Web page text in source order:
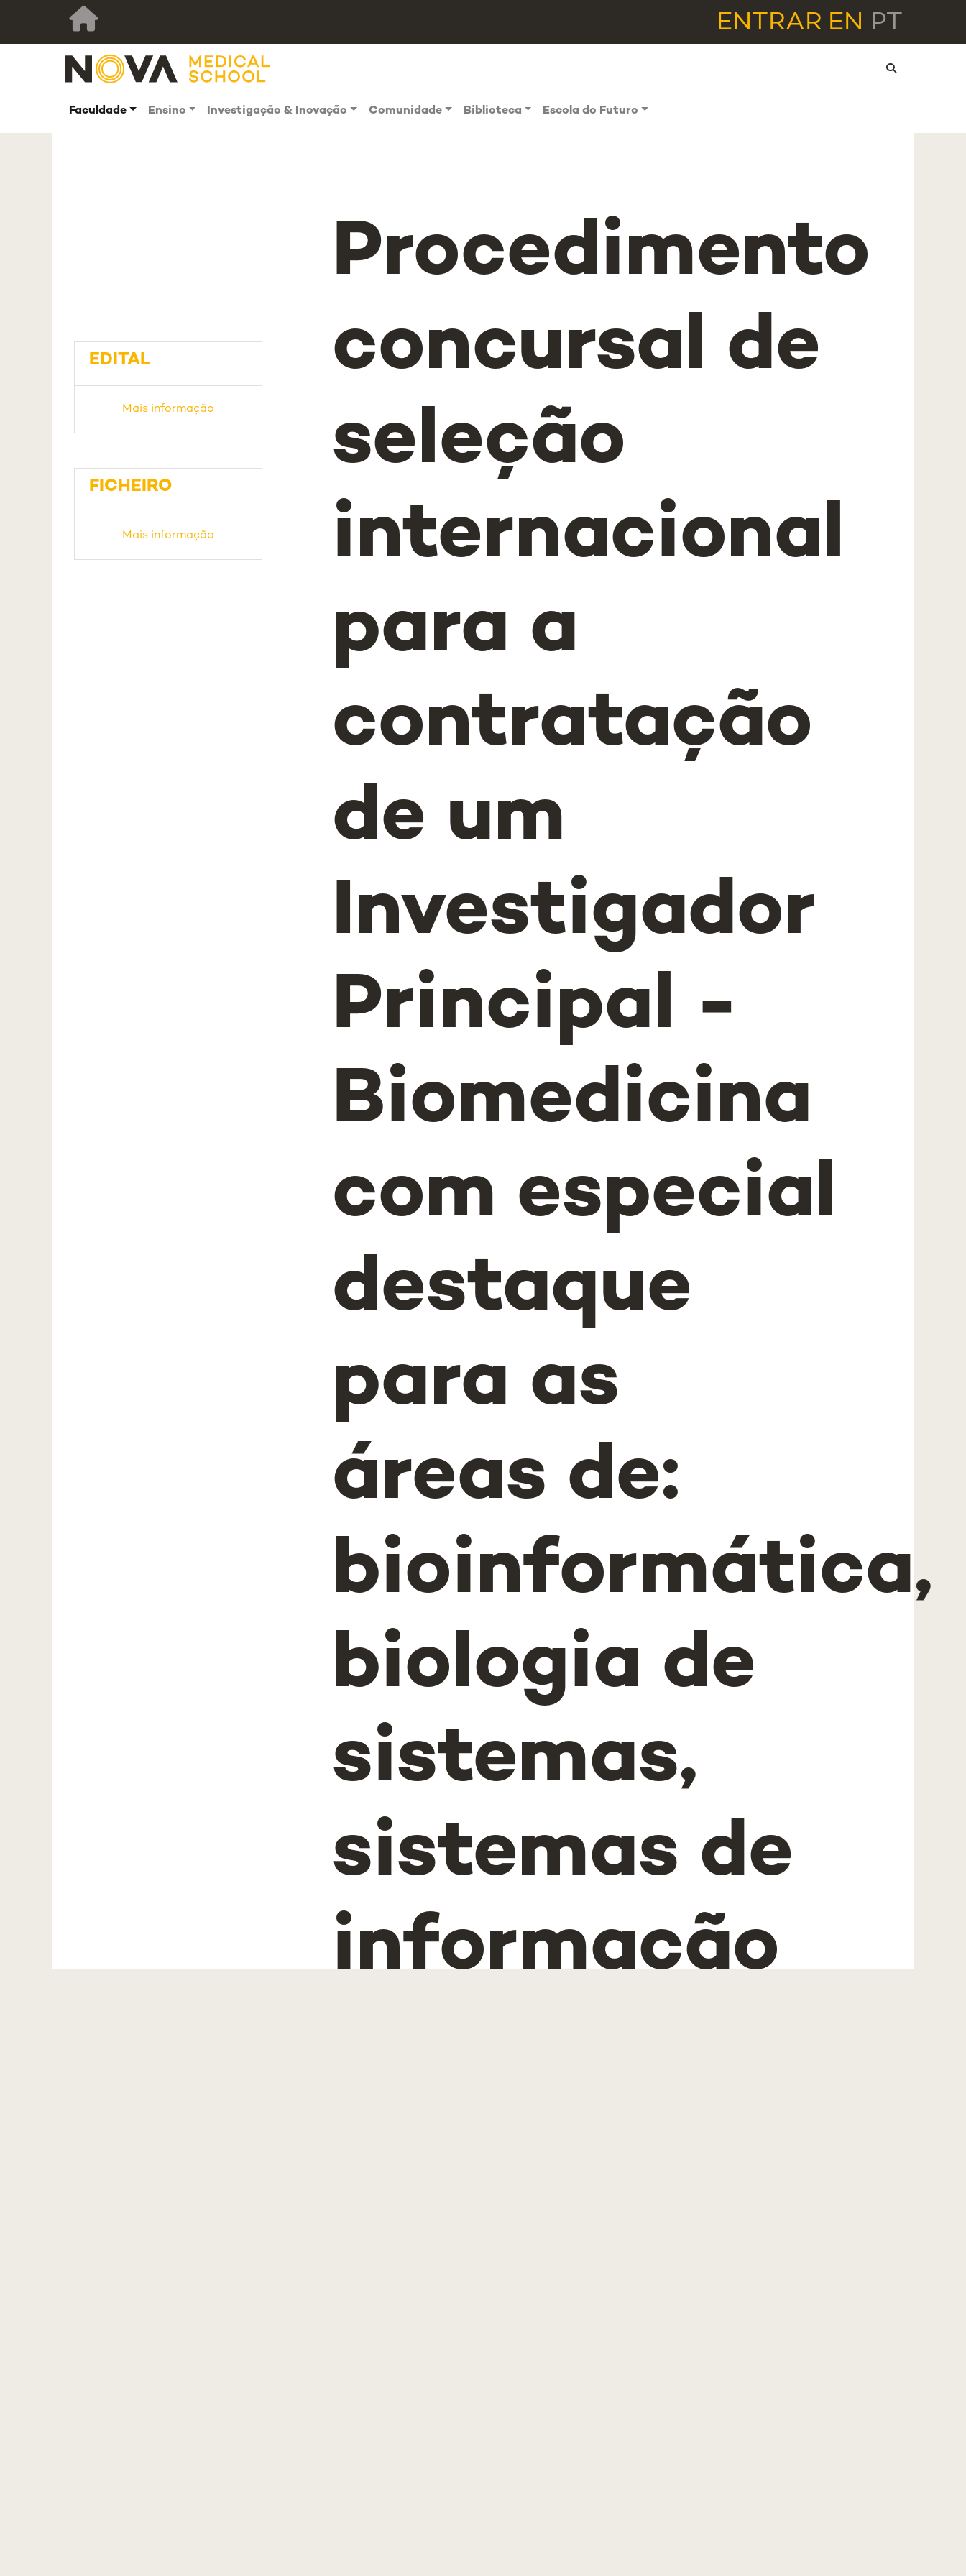
ENTRAR EN PT
Faculdade Ensino Investigação & Inovação Comunidade Biblioteca Escola do Futuro
Procedimento
concursal de
seleção
internacional
para a
contratação
de um
Investigador
Principal -
Biomedicina
com especial
destaque
para as
áreas de:
bioinformática,
biologia de
sistemas,
sistemas de
informação
EDITAL
Mais informação
FICHEIRO
Mais informação